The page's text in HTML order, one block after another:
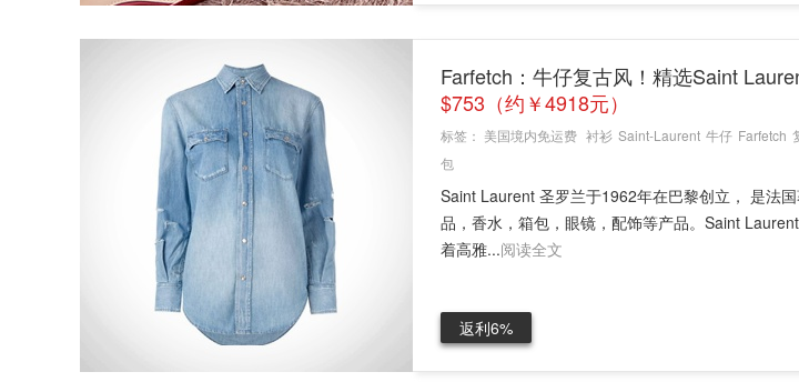
Farfetch：牛仔复古风！精选Saint
$753（约￥4918元）
标签： 美国境内免运费 衬衫 Saint-Laurent 牛仔 Farfetch
包
Saint Laurent 圣罗兰于1962年在巴黎创立， 是法
品，香水，箱包，眼镜，配饰等产品。Saint
着高雅...阅读全文
返利6%